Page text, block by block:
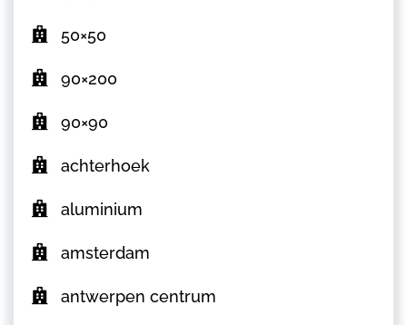
50×50
90×200
90×90
achterhoek
aluminium
amsterdam
antwerpen centrum